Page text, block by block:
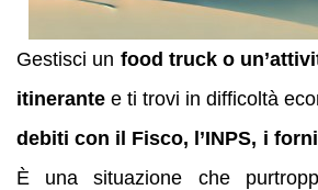
Gestisci un food truck o
itinerante e ti trovi in difficoltà
debiti con il Fisco, l’INPS, i
È una situazione che